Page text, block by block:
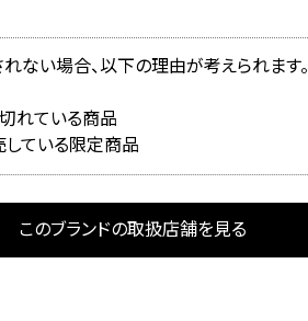
ない場合、以下の理由が考えられます。
れている商品
している限定商品
このブランドの取扱店舗を見る